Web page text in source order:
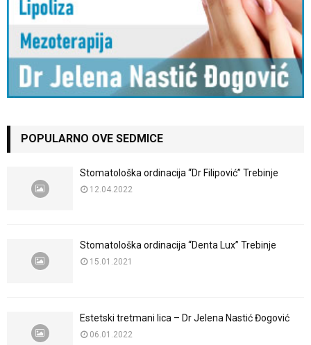
POPULARNO OVE SEDMICE
Stomatološka ordinacija “Dr Filipović” Trebinje
12.04.2022
Stomatološka ordinacija “Denta Lux” Trebinje
15.01.2021
Estetski tretmani lica – Dr Jelena Nastić Đogović
06.01.2022